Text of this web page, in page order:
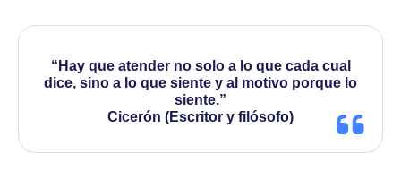
“Hay que atender no solo a lo que cada cual
dice, sino a lo que siente y al motivo porque lo
siente.”
Cicerón (Escritor y filósofo)